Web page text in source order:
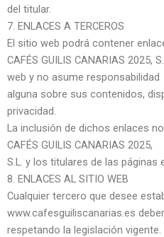
del titular.
7. ENLACES A TERCEROS
El sitio web podrá contener
CAFÉS GUILIS CANARIAS 2025,
web y no asume responsabilidad
alguna sobre sus contenidos,
privacidad.
La inclusión de dichos enlaces
CAFÉS GUILIS CANARIAS 2025,
S.L. y los titulares de las páginas
8. ENLACES AL SITIO WEB
Cualquier tercero que desee
www.cafesguiliscanarias.es
respetando la legislación vigente.